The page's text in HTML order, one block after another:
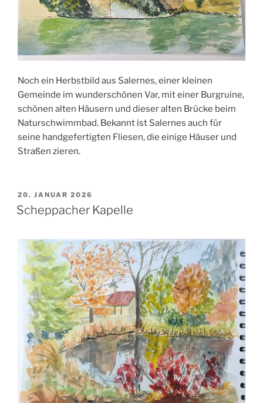
Noch ein Herbstbild aus Salernes, einer kleinen
Gemeinde im wunderschönen Var, mit einer Burgruine,
schönen alten Häusern und dieser alten Brücke beim
Naturschwimmbad. Bekannt ist Salernes auch für
seine handgefertigten Fliesen, die einige Häuser und
Straßen zieren.
VERÖFFENTLICHT
AM
20. JANUAR 2026
Scheppacher Kapelle